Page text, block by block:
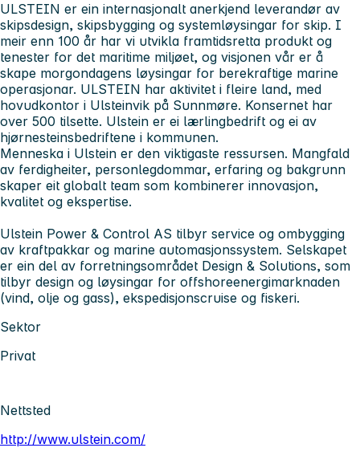
ULSTEIN er ein internasjonalt anerkjend leverandør av
skipsdesign, skipsbygging og systemløysingar for skip. I
meir enn 100 år har vi utvikla framtidsretta produkt og
tenester for det maritime miljøet, og visjonen vår er å
skape morgondagens løysingar for berekraftige marine
operasjonar. ULSTEIN har aktivitet i fleire land, med
hovudkontor i Ulsteinvik på Sunnmøre. Konsernet har
over 500 tilsette. Ulstein er ei lærlingbedrift og ei av
hjørnesteinsbedriftene i kommunen.
Menneska i Ulstein er den viktigaste ressursen. Mangfald
av ferdigheiter, personlegdommar, erfaring og bakgrunn
skaper eit globalt team som kombinerer innovasjon,
kvalitet og ekspertise.
Ulstein Power & Control AS tilbyr service og ombygging
av kraftpakkar og marine automasjonssystem. Selskapet
er ein del av forretningsområdet Design & Solutions, som
tilbyr design og løysingar for offshoreenergimarknaden
(vind, olje og gass), ekspedisjonscruise og fiskeri.
Sektor
Privat
Nettsted
http://www.ulstein.com/